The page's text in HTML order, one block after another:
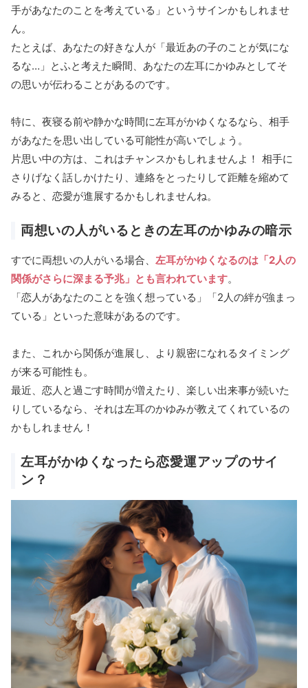
手があなたのことを考えている」というサインかもしれませ
ん。
たとえば、あなたの好きな人が「最近あの子のことが気にな
るな…」とふと考えた瞬間、あなたの左耳にかゆみとしてそ
の思いが伝わることがあるのです。
特に、夜寝る前や静かな時間に左耳がかゆくなるなら、相手
があなたを思い出している可能性が高いでしょう。
片思い中の方は、これはチャンスかもしれませんよ！ 相手に
さりげなく話しかけたり、連絡をとったりして距離を縮めて
みると、恋愛が進展するかもしれませんね。
両想いの人がいるときの左耳のかゆみの暗示
すでに両想いの人がいる場合、 左耳がかゆくなるのは「2人の
関係がさらに深まる予兆」とも言われています。
「恋人があなたのことを強く想っている」「2人の絆が強まっ
ている」といった意味があるのです。
また、これから関係が進展し、より親密になれるタイミング
が来る可能性も。
最近、恋人と過ごす時間が増えたり、楽しい出来事が続いた
りしているなら、それは左耳のかゆみが教えてくれているの
かもしれません！
左耳がかゆくなったら恋愛運アップのサイ
ン？